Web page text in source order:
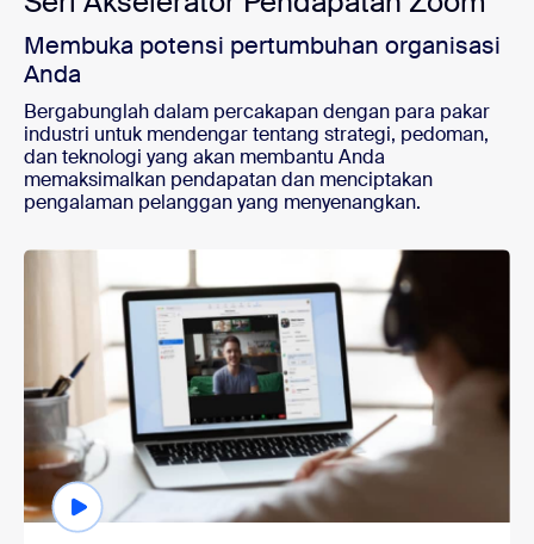
Membuka potensi pertumbuhan organisasi
Anda
Bergabunglah dalam percakapan dengan para pakar
industri untuk mendengar tentang strategi, pedoman,
dan teknologi yang akan membantu Anda
memaksimalkan pendapatan dan menciptakan
pengalaman pelanggan yang menyenangkan.
Menonton sesuai permintaan